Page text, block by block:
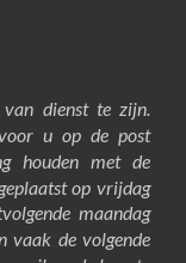
dienst te zijn.
u op de post
houden met de
op vrijdag
maandag
vaak de volgende